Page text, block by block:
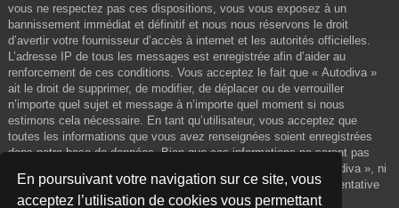
En poursuivant votre navigation sur ce site, vous
acceptez l’utilisation de cookies vous permettant
vous ne respectez pas ces dispositions, vous vous exposez à un
bannissement immédiat et définitif et nous nous réservons le droit
d’avertir votre fournisseur d’accès à internet et les autorités officielles.
L’adresse IP de tous les messages est enregistrée afin d’aider au
renforcement de ces conditions. Vous acceptez le fait que « Autodiva »
ait le droit de supprimer, de modifier, de déplacer ou de verrouiller
n’importe quel sujet et message à n’importe quel moment si nous
estimons cela nécessaire. En tant qu’utilisateur, vous acceptez que
toutes les informations que vous avez renseignées soient enregistrées
dans notre base de données. Bien que ces informations ne seront pas
diffusées à une tierce partie sans votre consentement, ni « Autodiva », ni
phpBB, ne pourront être tenus comme responsables en cas de tentative
de piratage informatique visant à compromettre vos données.